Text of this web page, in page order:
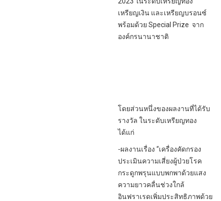
เหรียญเงิน และเหรียญบรอนซ์
พร้อมด้วย Special Prize จาก
องค์กรนานาชาติ
โดยส่วนหนึ่งของผลงานที่ได้รับ
รางวัล ในระดับเหรียญทอง
ได้แก่
-ผลงานเรื่อง “เครื่องคัดกรอง
ประเมินความเสี่ยงผู้ป่วยโรค
กระดูกพรุนแบบพกพาด้วยแสง
ความยาวคลื่นช่วงใกล้
อินฟราเรดเพิ่มประสิทธิภาพด้วย